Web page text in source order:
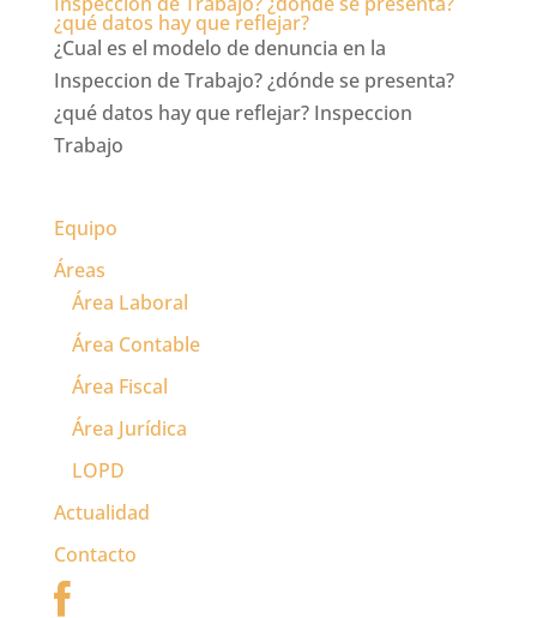
¿qué datos hay que reflejar?
¿Cual es el modelo de denuncia en la
Inspeccion de Trabajo? ¿dónde se presenta?
¿qué datos hay que reflejar? Inspeccion
Trabajo
Equipo
Áreas
Área Laboral
Área Contable
Área Fiscal
Área Jurídica
LOPD
Actualidad
Contacto